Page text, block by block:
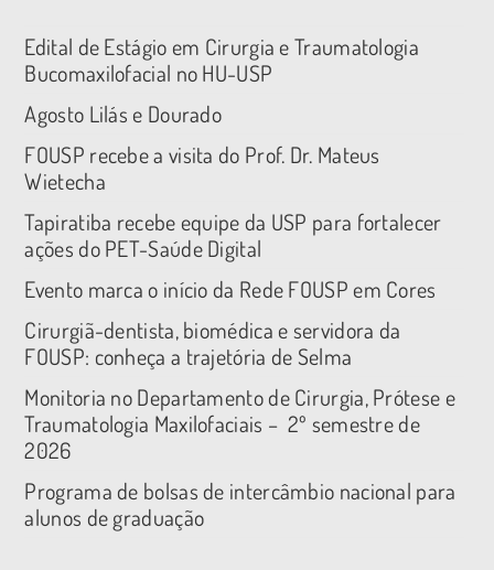
Edital de Estágio em Cirurgia e Traumatologia
Bucomaxilofacial no HU-USP
Agosto Lilás e Dourado
FOUSP recebe a visita do Prof. Dr. Mateus
Wietecha
Tapiratiba recebe equipe da USP para fortalecer
ações do PET-Saúde Digital
Evento marca o início da Rede FOUSP em Cores
Cirurgiã-dentista, biomédica e servidora da
FOUSP: conheça a trajetória de Selma
Monitoria no Departamento de Cirurgia, Prótese e
Traumatologia Maxilofaciais – 2º semestre de
2026
Programa de bolsas de intercâmbio nacional para
alunos de graduação